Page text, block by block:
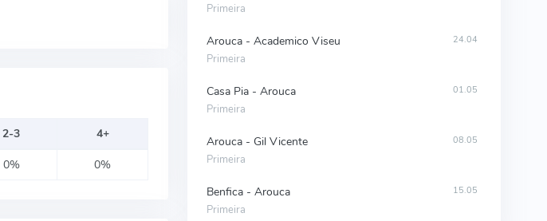
2-3
4+
0% 0%
Primeira
Arouca - Academico Viseu
Primeira
24.04
Casa Pia - Arouca
Primeira
01.05
Arouca - Gil Vicente
Primeira
08.05
Benfica - Arouca
Primeira
15.05